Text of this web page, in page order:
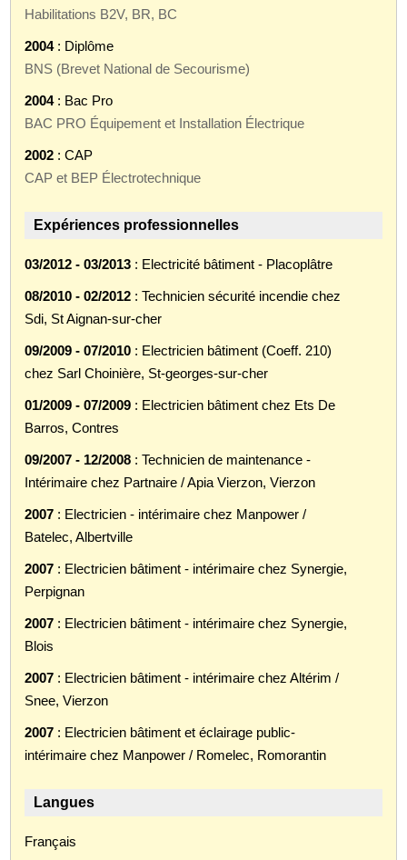
Habilitations B2V, BR, BC
2004: Diplôme
BNS (Brevet National de Secourisme)
2004: Bac Pro
BAC PRO Équipement et Installation Électrique
2002 : CAP
CAP et BEP Électrotechnique
Expériences professionnelles
03/2012 - 03/2013 : Electricité bâtiment - Placoplâtre
08/2010 - 02/2012 : Technicien sécurité incendie chez
Sdi, St Aignan-sur-cher
09/2009 - 07/2010 : Electricien bâtiment (Coeff. 210)
chez Sarl Choinière, St-georges-sur-cher
01/2009 - 07/2009 : Electricien bâtiment chez Ets De
Barros, Contres
09/2007 - 12/2008 : Technicien de maintenance -
Intérimaire chez Partnaire / Apia Vierzon, Vierzon
2007 : Electricien - intérimaire chez Manpower /
Batelec, Albertville
2007 : Electricien bâtiment - intérimaire chez Synergie,
Perpignan
2007 : Electricien bâtiment - intérimaire chez Synergie,
Blois
2007 : Electricien bâtiment - intérimaire chez Altérim /
Snee, Vierzon
2007 : Electricien bâtiment et éclairage public-
intérimaire chez Manpower / Romelec, Romorantin
Langues
Français